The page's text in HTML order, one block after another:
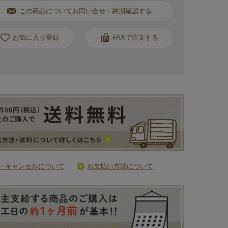
この商品についてお問い合せ・納期確認する
お気に入り FAXで注文する
キャンセルについて お支払い方法について